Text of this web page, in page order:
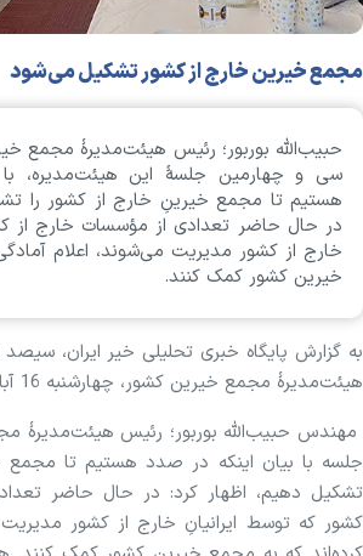
مجمع خیرین خارج از کشور تشکیل می‌شود
حبیب‌الله بوربور؛ رئیس هیئت‌مدیرۀ مجمع
سی و چهارمین جلسۀ این هیئت‌مدیره،
هستیم تا مجمع خیرینِ خارج از کشور را
در حال حاضر تعدادی از مؤسسات خارج از
خارج از کشور مدیریت می‌شوند، اعلام
خیرین کشور کمک کنند.
به گزارش پایگاه خبری تحلیلی خیر ایران،
هیئت‌مدیرۀ مجمع خیرین کشور، چهارشنبه 16 آبان‌ماه برگزار شد.
مهندس حبیب‌الله بوربور؛ رئیس هیئت‌مدیرۀ
جلسه با بیان اینکه در صدد هستیم تا مجمع
تشکیل دهیم، اظهار کرد: در حال حاضر
کشور که توسط ایرانیانِ خارج از کشور